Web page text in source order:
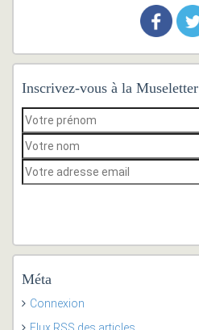
Inscrivez-vous à la Museletter
Méta
Connexion